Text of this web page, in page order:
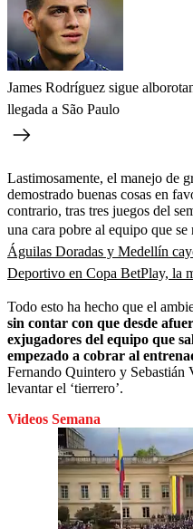
James Rodríguez sigue
llegada a São Paulo
Lastimosamente, el manejo de
demostrado buenas cosas en
contrario, tras tres juegos del
una cara pobre al equipo que
Águilas Doradas y Medellín
Deportivo en Copa BetPlay, la
Todo esto ha hecho que el
sin contar con que desde
exjugadores del equipo que
empezado a cobrar al
Fernando Quintero y Sebastián
levantar el ‘tierrero’.
Videos Semana